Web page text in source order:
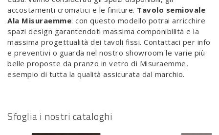
accostamenti cromatici e le finiture. Tavolo semiovale
Ala Misuraemme: con questo modello potrai arricchire
spazi design garantendoti massima componibilità e la
massima progettualità dei tavoli fissi. Contattaci per info
e preventivi o guarda nel nostro showroom le varie più
belle proposte da pranzo in vetro di Misuraemme,
esempio di tutta la qualità assicurata dal marchio.
Sfoglia i nostri cataloghi